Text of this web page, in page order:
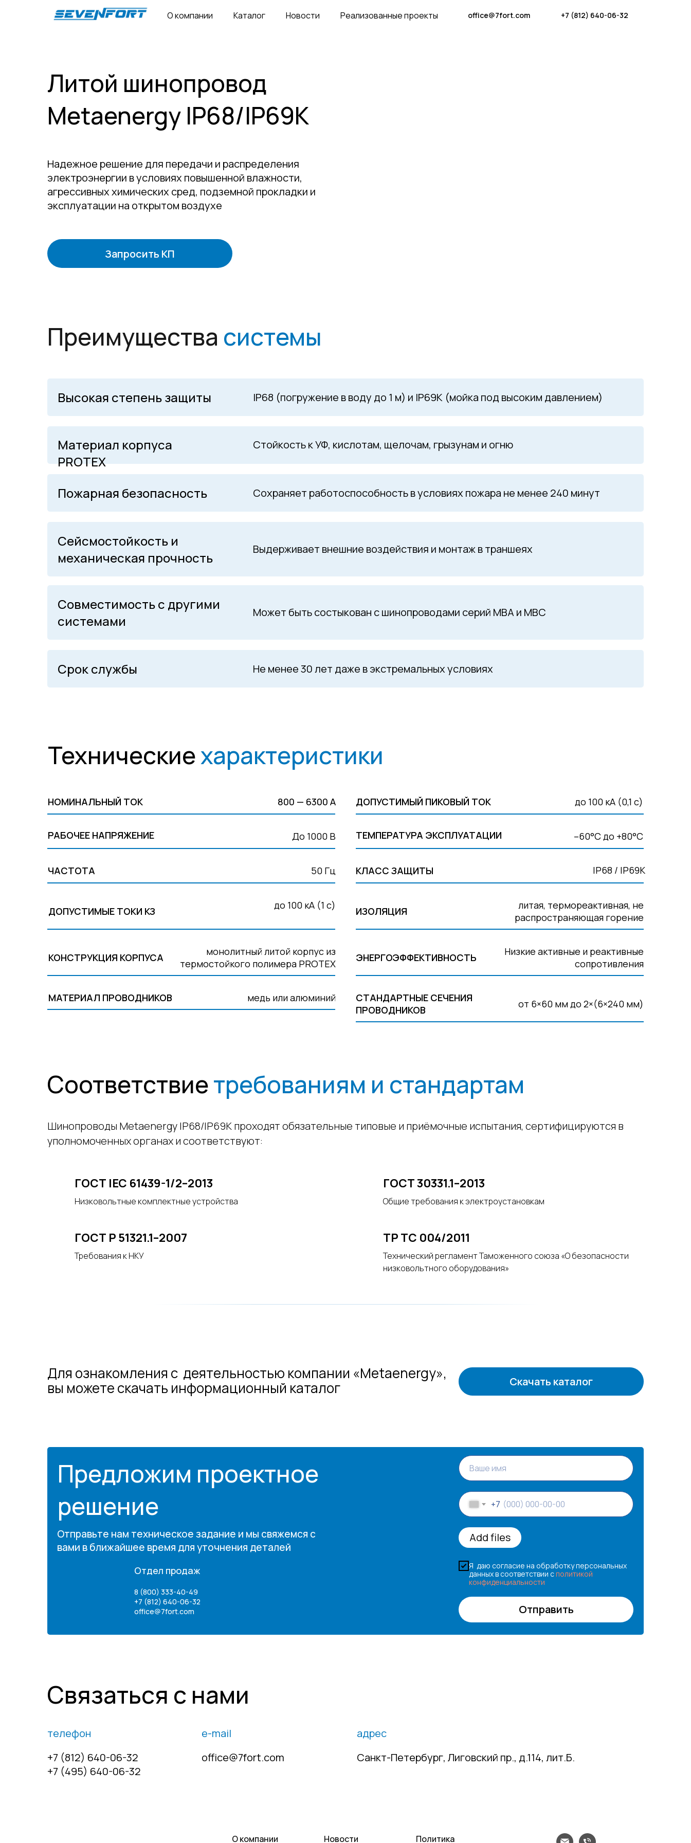
О компании Каталог Новости Реализованные проекты office@7fort.com +7 (812) 640-06-32
Литой шинопровод
Metaenergy IP68/IP69K
Надежное решение для передачи и распределения
электроэнергии в условиях повышенной влажности,
агрессивных химических сред, подземной прокладки и
эксплуатации на открытом воздухе
Запросить КП
Преимущества системы
Высокая степень защиты
Материал корпуса
PROTEX
Пожарная безопасность
IP68 (погружение в воду до 1 м) и IP69K (мойка под высоким давлением)
Стойкость к УФ, кислотам, щелочам, грызунам и огню
Сохраняет работоспособность в условиях пожара не менее 240 минут
Выдерживает внешние воздействия и монтаж в траншеях
Сейсмостойкость и
механическая прочность
Совместимость с другими
системами
Может быть состыкован с шинопроводами серий MBA и MBC
Не менее 30 лет даже в экстремальных условиях
Срок службы
Техническиехарактеристики
НОМИНАЛЬНЫЙ ТОК
ДОПУСТИМЫЕ ТОКИ КЗ
ЧАСТОТА
ДОПУСТИМЫЙ ПИКОВЫЙ ТОК
КЛАСС ЗАЩИТЫ
РАБОЧЕЕ НАПРЯЖЕНИЕ
КОНСТРУКЦИЯ КОРПУСА
ТЕМПЕРАТУРА ЭКСПЛУАТАЦИИ
ИЗОЛЯЦИЯ
800 — 6300 А
до 100 кА (1 с)
50 Гц
до 100 кА (0,1 с)
До 1000 В
монолитный литой корпус из
термостойкого полимера PROTEX
ЭНЕРГОЭФФЕКТИВНОСТЬ
Низкие активные и реактивные
сопротивления
СТАНДАРТНЫЕ СЕЧЕНИЯ
ПРОВОДНИКОВ
от 6×60 мм до 2×(6×240 мм)
медь или алюминий
МАТЕРИАЛ ПРОВОДНИКОВ
IP68 / IP69К
–60°С до +80°С
литая, термореактивная, не
распространяющая горение
Соответствиетребованиям и стандартам
Шинопроводы Metaenergy IP68/IP69K проходят обязательные типовые и приёмочные испытания, сертифицируются в
уполномоченных органах и соответствуют:
ГОСТ IEC 61439-1/2–2013
Низковольтные комплектные устройства
ГОСТ 30331.1–2013
Общие требования к электроустановкам
ГОСТ Р 51321.1–2007
Требования к НКУ
ТР ТС 004/2011
Технический регламент Таможенного союза «О безопасности
низковольтного оборудования»
Для ознакомления с деятельностью компании «Metaenergy»,
вы можете скачать информационный каталог
Скачать каталог
Отправьте нам техническое задание и мы свяжемся с
вами в ближайшее время для уточнения деталей
Отдел продаж
8 (800) 333-40-49
+7 (812) 640-06-32
office@7fort.com
Предложим проектное
решение
+7
Add files
Я даю согласие на обработку персональных
данных в соответствии сполитикой
конфиденциальности
Отправить
Связаться с нами
телефон e-mail
адрес
Санкт-Петербург, Лиговский пр., д.114, лит.Б.
office@7fort.com
+7 (812) 640-06-32
+7 (495) 640-06-32
О компании Новости Политика